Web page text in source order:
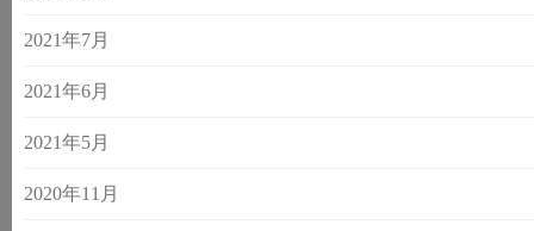
2021年7月
2021年6月
2021年5月
2020年11月